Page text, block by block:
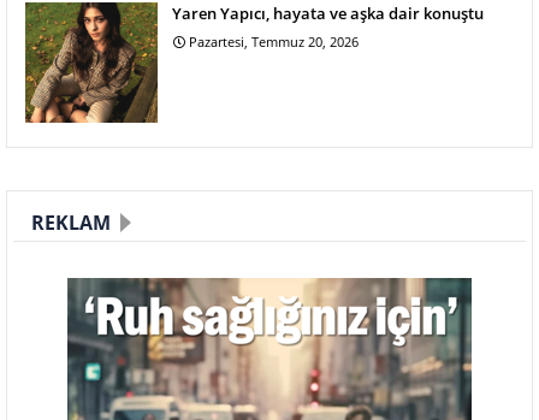
Yaren Yapıcı, hayata ve aşka dair konuştu
Pazartesi, Temmuz 20, 2026
REKLAM